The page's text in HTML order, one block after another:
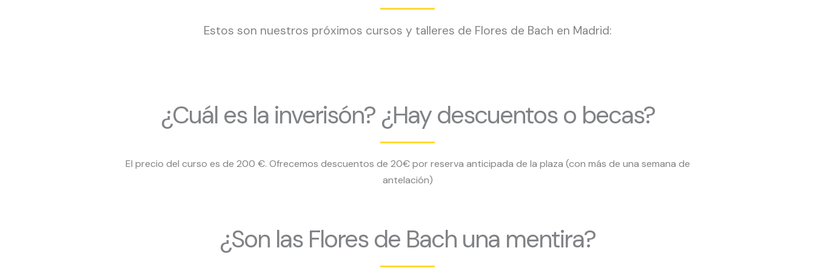
Estos son nuestros próximos cursos y talleres de Flores de Bach en Madrid:
¿Cuál es la inverisón? ¿Hay descuentos o becas?
El precio del curso es de 200 €. Ofrecemos descuentos de 20€ por reserva anticipada de la plaza (con más de una semana de
antelación)
¿Son las Flores de Bach una mentira?